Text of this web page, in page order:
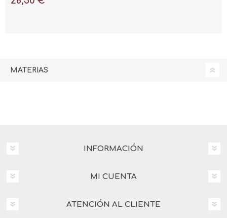
MATERIAS
INFORMACIÓN
MI CUENTA
ATENCIÓN AL CLIENTE